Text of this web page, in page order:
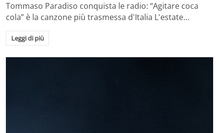
Tommaso Paradiso conquista le radio: “Agitare coca
cola” è la canzone più trasmessa d'Italia L'estate…
Leggi di più